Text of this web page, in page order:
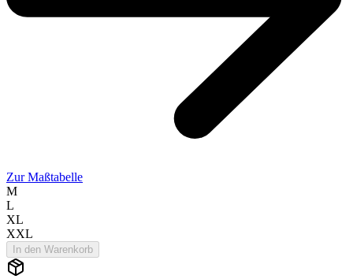
Zur Maßtabelle
M
L
XL
XXL
In den Warenkorb